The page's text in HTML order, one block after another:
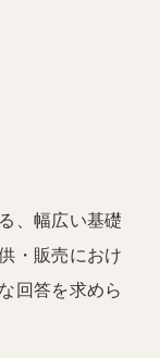
、幅広い基礎
・販売におけ
回答を求めら